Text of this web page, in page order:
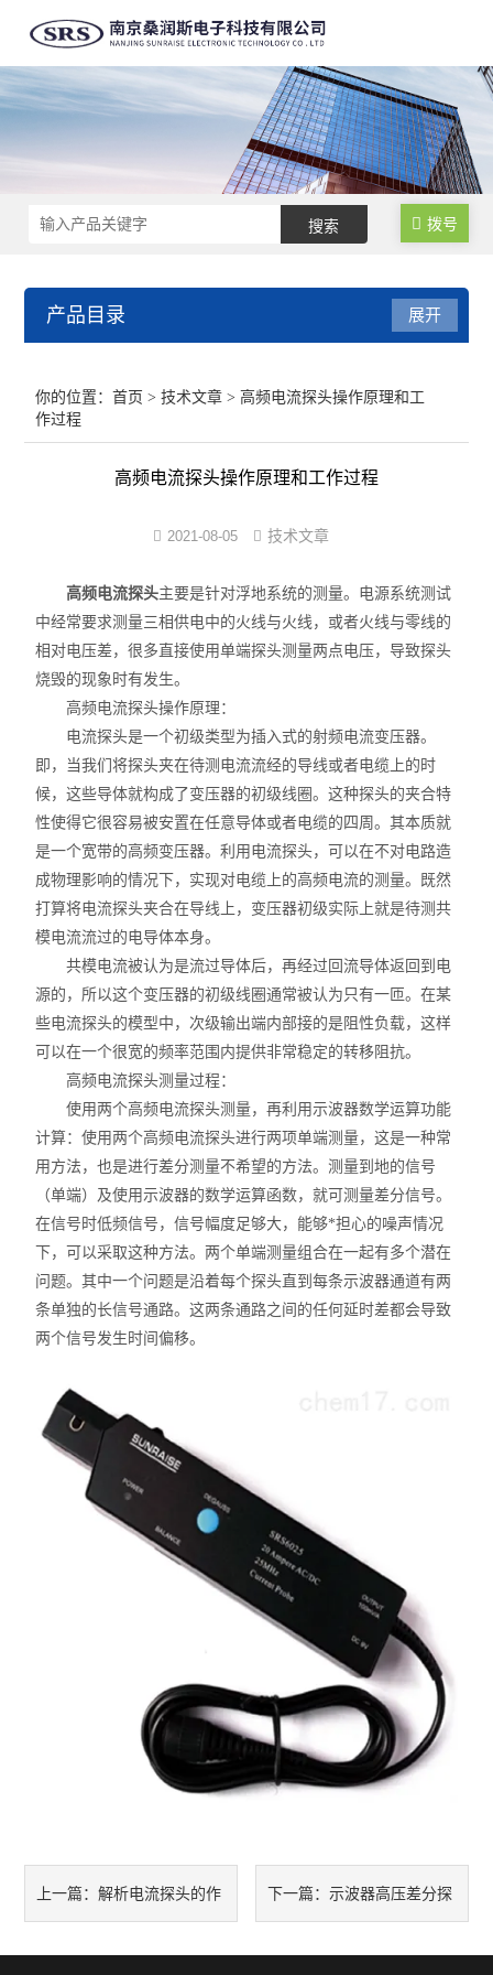
拨号
产品目录
高精度高频电流探头
高精度高性能差分探头
高性能电流探头
普通款电流探头
普通款差分探头
直流电源
直流电子负载
交流电源
示波器
数字万用表
信号发生器/频率计
红外热成像仪
频谱分析仪
LCR测试仪
耐压测试仪
漏电流测试仪
绝缘电阻测试仪
Sunraise探头
展开
你的位置：首页 >技术文章 > 高频电流探头操作原理和工
作过程
高频电流探头操作原理和工作过程
2021-08-05 技术文章
高频电流探头主要是针对浮地系统的测量。电源系统测试
中经常要求测量三相供电中的火线与火线，或者火线与零线的
相对电压差，很多直接使用单端探头测量两点电压，导致探头
烧毁的现象时有发生。
高频电流探头操作原理：
电流探头是一个初级类型为插入式的射频电流变压器。
即，当我们将探头夹在待测电流流经的导线或者电缆上的时
候，这些导体就构成了变压器的初级线圈。这种探头的夹合特
性使得它很容易被安置在任意导体或者电缆的四周。其本质就
是一个宽带的高频变压器。利用电流探头，可以在不对电路造
成物理影响的情况下，实现对电缆上的高频电流的测量。既然
打算将电流探头夹合在导线上，变压器初级实际上就是待测共
模电流流过的电导体本身。
共模电流被认为是流过导体后，再经过回流导体返回到电
源的，所以这个变压器的初级线圈通常被认为只有一匝。在某
些电流探头的模型中，次级输出端内部接的是阻性负载，这样
可以在一个很宽的频率范围内提供非常稳定的转移阻抗。
高频电流探头测量过程：
使用两个高频电流探头测量，再利用示波器数学运算功能
计算：使用两个高频电流探头进行两项单端测量，这是一种常
用方法，也是进行差分测量不希望的方法。测量到地的信号
（单端）及使用示波器的数学运算函数，就可测量差分信号。
在信号时低频信号，信号幅度足够大，能够*担心的噪声情况
下，可以采取这种方法。两个单端测量组合在一起有多个潜在
问题。其中一个问题是沿着每个探头直到每条示波器通道有两
条单独的长信号通路。这两条通路之间的任何延时差都会导致
两个信号发生时间偏移。
上一篇：解析电流探头的作 下一篇： 示波器高压差分探